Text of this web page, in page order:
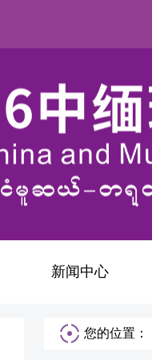
新闻中心
您的位置：